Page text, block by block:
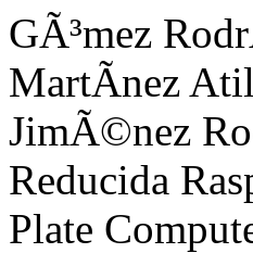
GÃ³mez
MartÃ­nez
JimÃ©nez
Reducida
Plate